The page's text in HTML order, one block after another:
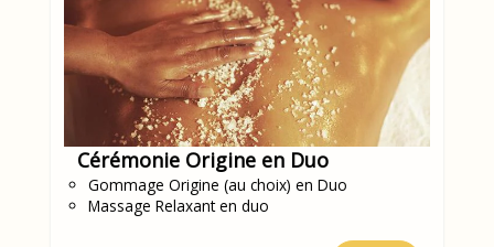
Cérémonie Origine en Duo
Gommage Origine (au choix) en Duo
Massage Relaxant en duo